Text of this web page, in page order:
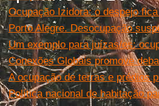
Ocupação Izidora: o despejo
Porto Alegre. Desocupação
Um exemplo para juízas/es:
Conexões Globais promove
A ocupação de terras e prédios
Política nacional de habitação